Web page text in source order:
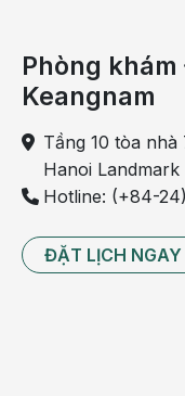
Phòng
Keangnam
Tầng 10 tòa
Hanoi
Hotline: (+84-
ĐẶT LỊCH NGAY